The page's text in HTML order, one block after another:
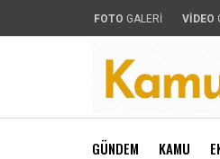
FOTO GALERİ VİDEO
GÜNDEM KAMU